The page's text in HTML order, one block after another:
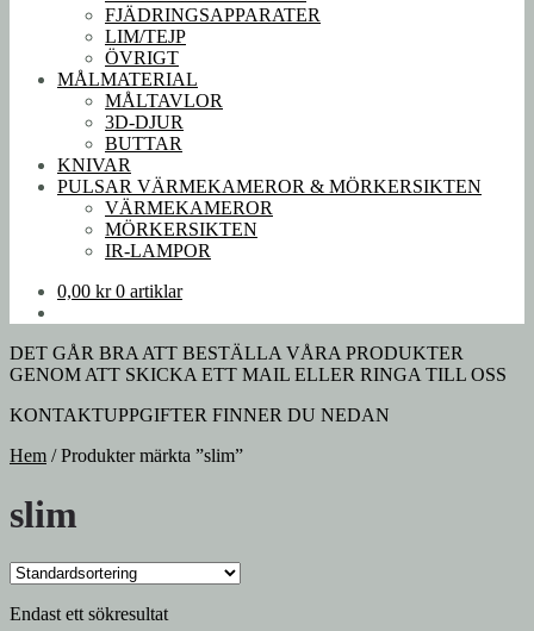
FJÄDRINGSAPPARATER
LIM/TEJP
ÖVRIGT
MÅLMATERIAL
MÅLTAVLOR
3D-DJUR
BUTTAR
KNIVAR
PULSAR VÄRMEKAMEROR & MÖRKERSIKTEN
VÄRMEKAMEROR
MÖRKERSIKTEN
IR-LAMPOR
0,00 kr 0 artiklar
DET GÅR BRA ATT BESTÄLLA VÅRA PRODUKTER
GENOM ATT SKICKA ETT MAIL ELLER RINGA TILL OSS
KONTAKTUPPGIFTER FINNER DU NEDAN
Hem /Produkter märkta ”slim”
slim
Endast ett sökresultat